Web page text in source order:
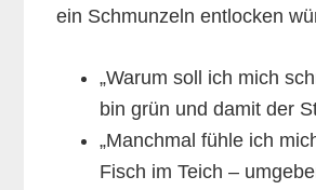
ein Schmunzeln entlocken
„Warum soll ich mich
bin grün und damit der
„Manchmal fühle ich
Fisch im Teich –